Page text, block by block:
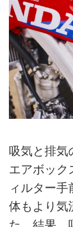
吸気と排気
エアボック
ィルター
体もより気